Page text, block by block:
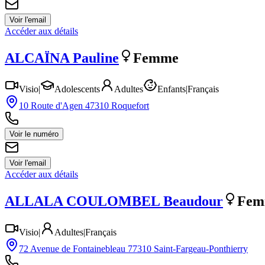
Voir l'email
Accéder aux détails
ALCAÏNA Pauline Femme
Visio| Adolescents Adultes Enfants|Français
10 Route d'Agen 47310 Roquefort
Voir le numéro
Voir l'email
Accéder aux détails
ALLALA COULOMBEL Beaudour
Visio| Adultes|Français
72 Avenue de Fontainebleau 77310 Saint-Fargeau-Ponthierry